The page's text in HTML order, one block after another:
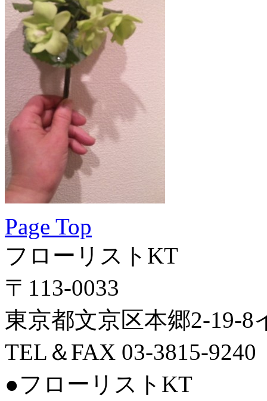
Page Top
フローリストKT
〒113-0033
東京都文京区本郷2-19-8
TEL＆FAX 03-3815-9240
●フローリストKT